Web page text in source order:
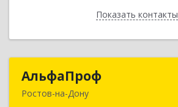
Показать контакты
Назад
АльфаПроф
Ростов-на-Дону